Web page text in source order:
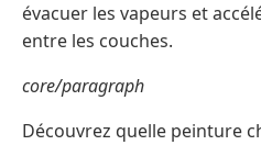
évacuer les vapeurs et
entre les couches.
core/paragraph
Découvrez quelle peinture